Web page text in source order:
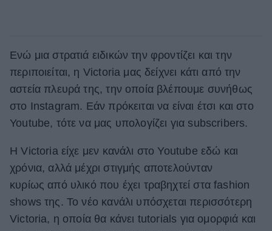
Ενώ μια στρατιά ειδικών την φροντίζει και την
περιποιείται, η Victoria μας δείχνει κάτι από την
αστεία πλευρά της, την οποία βλέπουμε συνήθως
στο Instagram. Εάν πρόκειται να είναι έτσι και στο
Youtube, τότε να μας υπολογίζει για subscribers.
Η Victoria είχε μεν κανάλι στο Youtube εδώ και
χρόνια, αλλά μέχρι στιγμής αποτελούνταν
κυρίως από υλικό που έχει τραβηχτεί στα fashion
shows της. Το νέο κανάλι υπόσχεται περισσότερη
Victoria, η οποία θα κάνει tutorials για ομορφιά και